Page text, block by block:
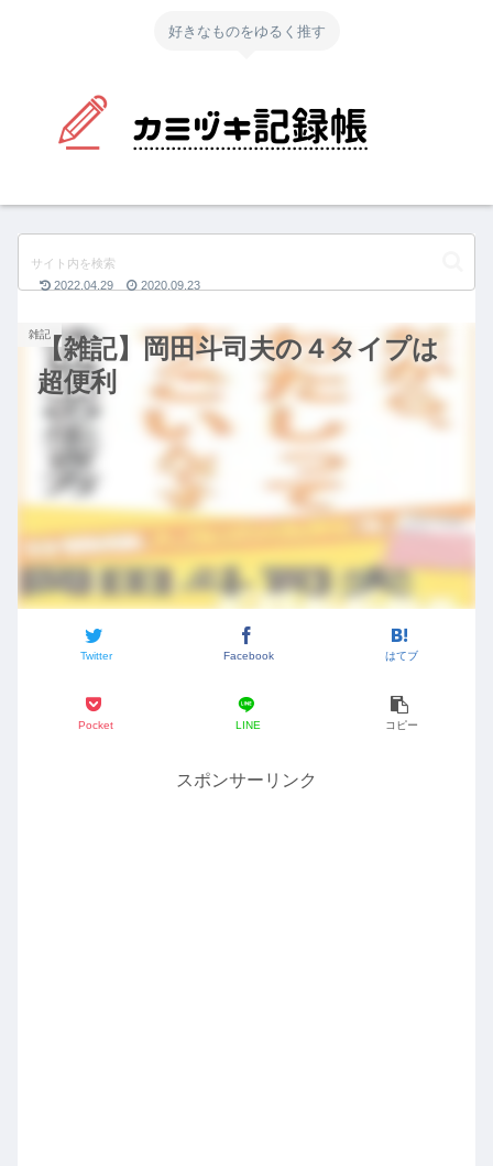
好きなものをゆるく推す
【雑記】岡田斗司夫の４タイプは
超便利
雑記
Twitter Facebook はてブ
Pocket LINE コピー
2022.04.29 2020.09.23
スポンサーリンク